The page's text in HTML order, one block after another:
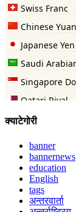
क्याटेगोरी
banner
bannernews
education
English
tags
अन्तरवार्ता